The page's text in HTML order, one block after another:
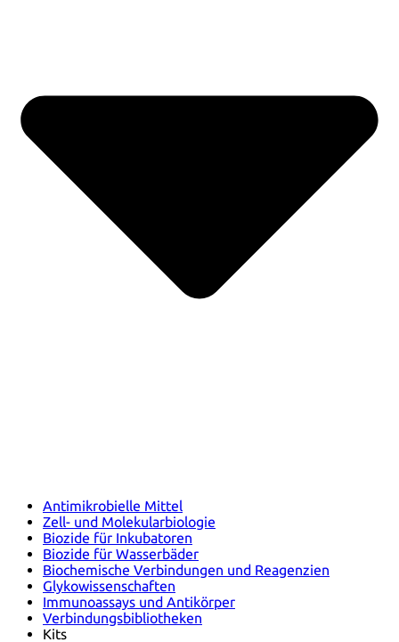
Antimikrobielle Mittel
Zell- und Molekularbiologie
Biozide für Inkubatoren
Biozide für Wasserbäder
Biochemische Verbindungen und Reagenzien
Glykowissenschaften
Immunoassays und Antikörper
Verbindungsbibliotheken
Kits